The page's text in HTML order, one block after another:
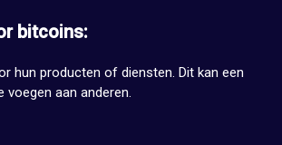
bitcoins:
hun producten of diensten. Dit kan een
aan anderen.